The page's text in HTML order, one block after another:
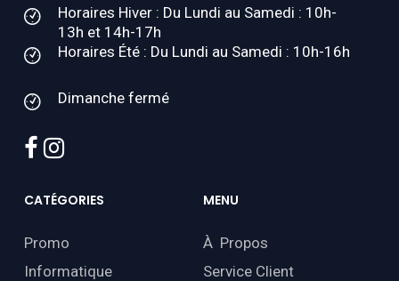
Horaires Hiver : Du Lundi au Samedi : 10h-
13h et 14h-17h
Horaires Été : Du Lundi au Samedi : 10h-16h
Dimanche fermé
facebook
instagram
CATÉGORIES
Promo
Informatique
MENU
À Propos
Service Client